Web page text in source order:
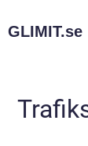
GLIMIT.se